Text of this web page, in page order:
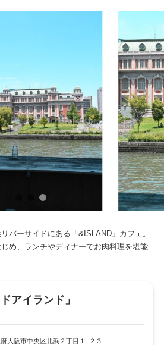
バーサイドにある「&ISLAND」カフェ。
め、ランチやディナーでお肉料理を堪能
アイランド」
大阪市中央区北浜２丁目１−２３